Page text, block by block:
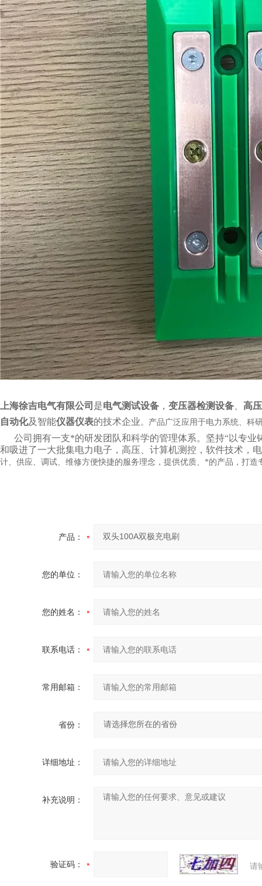
上海徐吉电气有限公司 是电气测试设备 ， 变压器检测设备
高
自动化及智能仪器仪表的技术企业 。产品广泛应用于电力系统、科
公司拥有一支*的研发团队和科学的管理体系。坚持“以专业
和吸进了一大批集电力电子，高压、计算机测控，软件技术，
计、供应、调试、维修方便快捷的服务理念，提供优质、*的产品，打造
产品：
您的单位：
您的姓名：
联系电话：
常用邮箱：
省份：
详细地址：
补充说明：
验证码： 请